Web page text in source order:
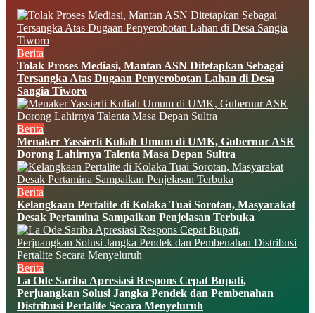
Berita
Tolak Proses Mediasi, Mantan ASN Ditetapkan Sebagai
Tersangka Atas Dugaan Penyerobotan Lahan di Desa
Sangia Tiworo
Berita
Menaker Yassierli Kuliah Umum di UMK, Gubernur ASR
Dorong Lahirnya Talenta Masa Depan Sultra
Berita
Kelangkaan Pertalite di Kolaka Tuai Sorotan, Masyarakat
Desak Pertamina Sampaikan Penjelasan Terbuka
Berita
La Ode Sariba Apresiasi Respons Cepat Bupati,
Perjuangkan Solusi Jangka Pendek dan Pembenahan
Distribusi Pertalite Secara Menyeluruh